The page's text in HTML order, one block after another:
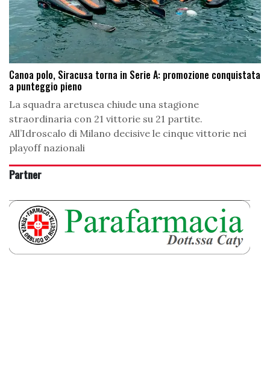
Canoa polo, Siracusa torna in Serie A: promozione conquistata
a punteggio pieno
La squadra aretusea chiude una stagione
straordinaria con 21 vittorie su 21 partite.
All’Idroscalo di Milano decisive le cinque vittorie nei
playoff nazionali
Partner